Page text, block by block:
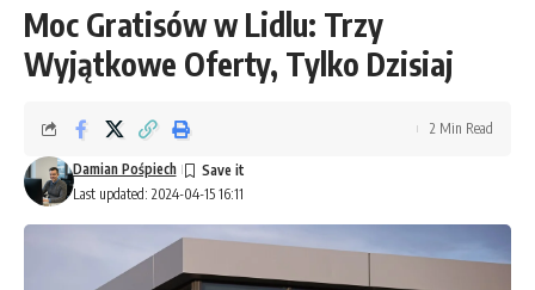
Moc Gratisów w Lidlu: Trzy
Wyjątkowe Oferty, Tylko Dzisiaj
Last updated: 2024-04-15 16:11
Damian Pośpiech
2 Min Read